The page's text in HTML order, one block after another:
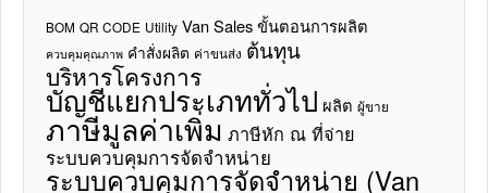
BOM QR CODE Utility Van Salesขั้นตอนการผลิต
ควบคุมคุณภาพ คำสั่งผลิต ค่าขนส่ง ต้นทุน
บริหารโครงการ
บัญชีแยกประเภททั่วไป ผลิต ผู้ขาย
ภาษีมูลค่าเพิ่ม ภาษีหัก ณ ที่จ่าย
ระบบควบคุมการจัดจำหน่าย
ระบบควบคุมการจัดจำหน่าย (Van